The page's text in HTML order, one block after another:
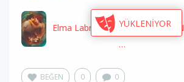
YÜKLENİYOR
Elma Labrador Çimen/ Tiyatro.iN
BEĞEN 0 0